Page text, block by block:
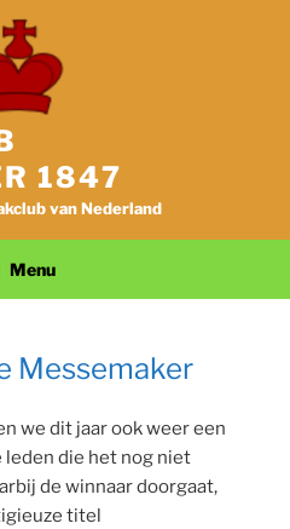
1847
van Nederland
Menu
Messemaker
we dit jaar ook weer een
die het nog niet
de winnaar doorgaat,
titel